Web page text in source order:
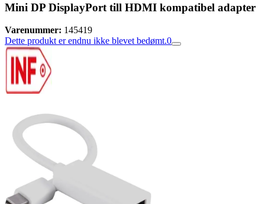
Mini DP DisplayPort till HDMI kompatibel adapter
Varenummer: 145419
Dette produkt er endnu ikke blevet bedømt.0